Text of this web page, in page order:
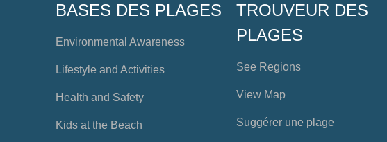
BASES DES PLAGES
Environmental Awareness
Lifestyle and Activities
Health and Safety
Kids at the Beach
TROUVEUR DES
PLAGES
See Regions
View Map
Suggérer une plage